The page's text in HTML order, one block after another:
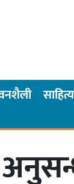
साहित्य